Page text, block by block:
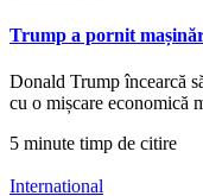
Trump a pornit
Donald Trump încearcă
cu o mișcare economică
5 minute timp de citire
International